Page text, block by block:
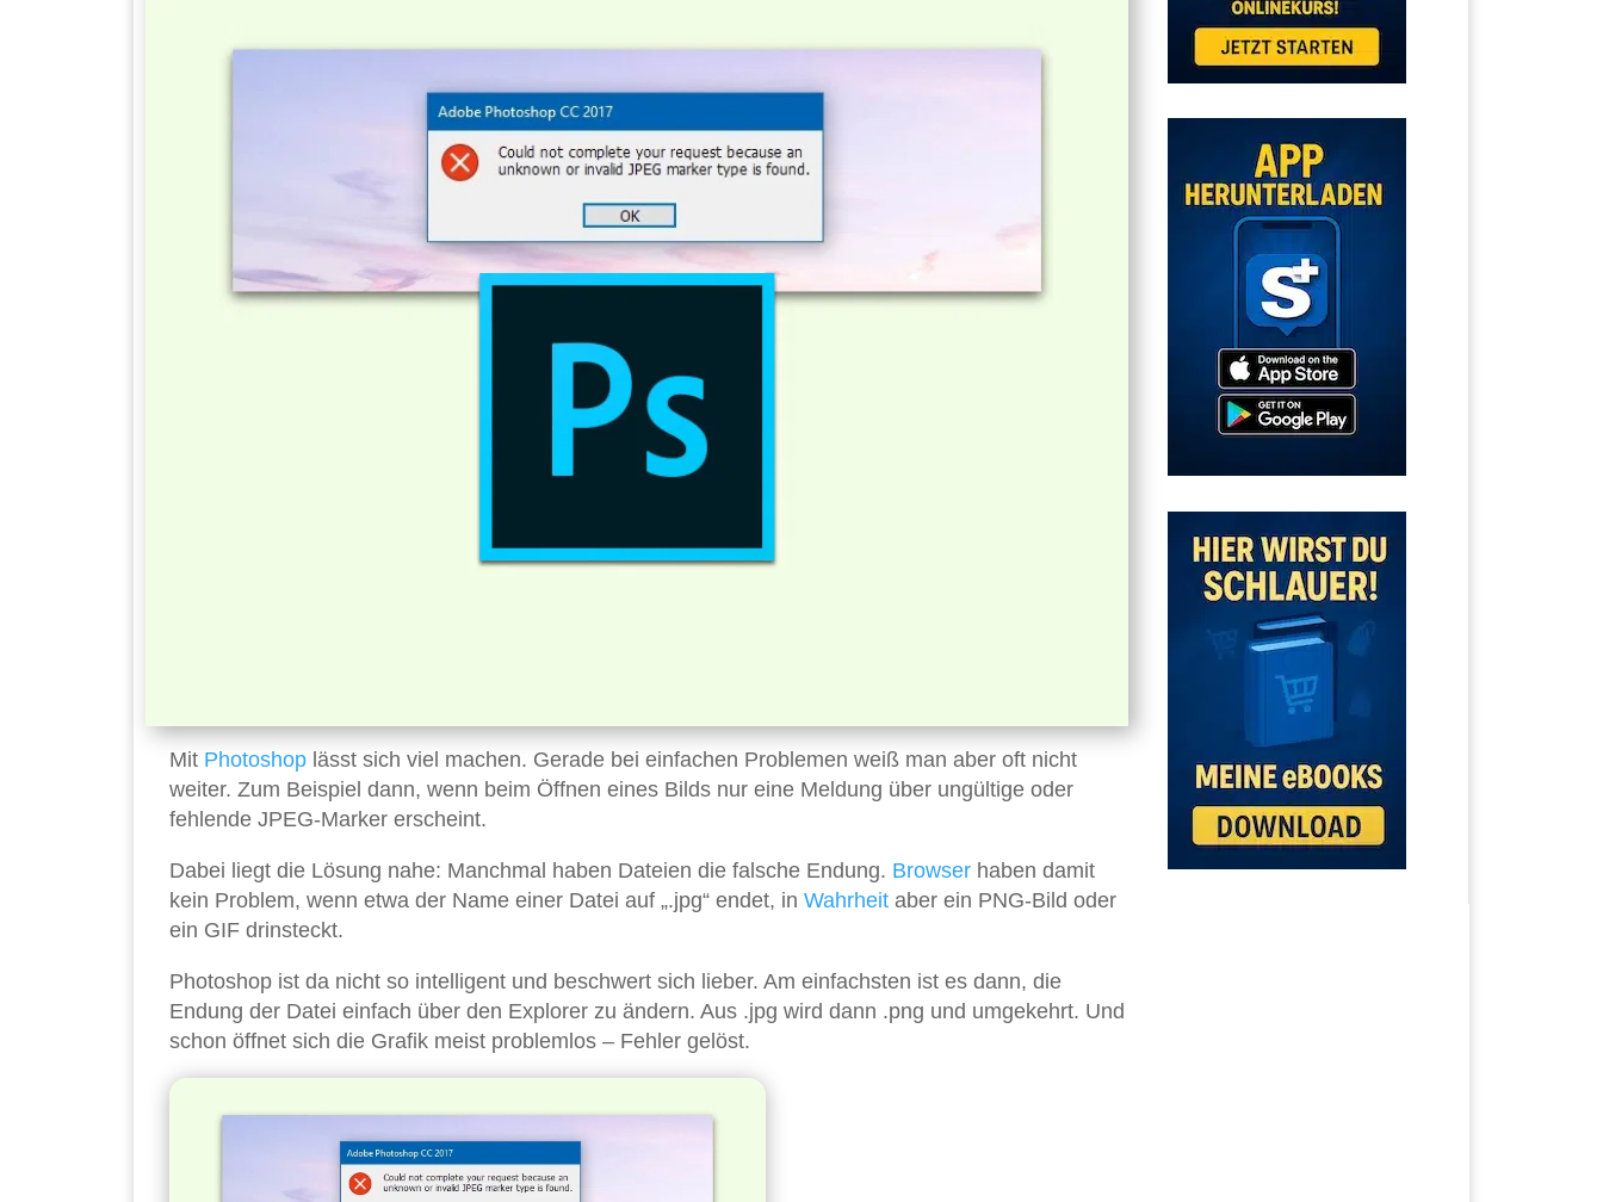
Mit Photoshop lässt sich viel machen. Gerade bei einfachen Problemen weiß man aber oft nicht
weiter. Zum Beispiel dann, wenn beim Öffnen eines Bilds nur eine Meldung über ungültige oder
fehlende JPEG-Marker erscheint.
Dabei liegt die Lösung nahe: Manchmal haben Dateien die falsche Endung. Browser haben damit
kein Problem, wenn etwa der Name einer Datei auf „.jpg“ endet, in Wahrheit aber ein PNG-Bild oder
ein GIF drinsteckt.
Photoshop ist da nicht so intelligent und beschwert sich lieber. Am einfachsten ist es dann, die
Endung der Datei einfach über den Explorer zu ändern. Aus .jpg wird dann .png und umgekehrt. Und
schon öffnet sich die Grafik meist problemlos – Fehler gelöst.